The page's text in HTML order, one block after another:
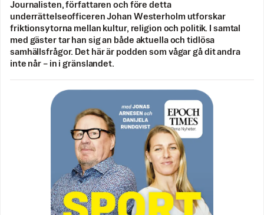
Journalisten, författaren och före detta
underrättelseofficeren Johan Westerholm utforskar
friktionsytorna mellan kultur, religion och politik. I samtal
med gäster tar han sig an både aktuella och tidlösa
samhällsfrågor. Det här är podden som vågar gå dit andra
inte når – in i gränslandet.